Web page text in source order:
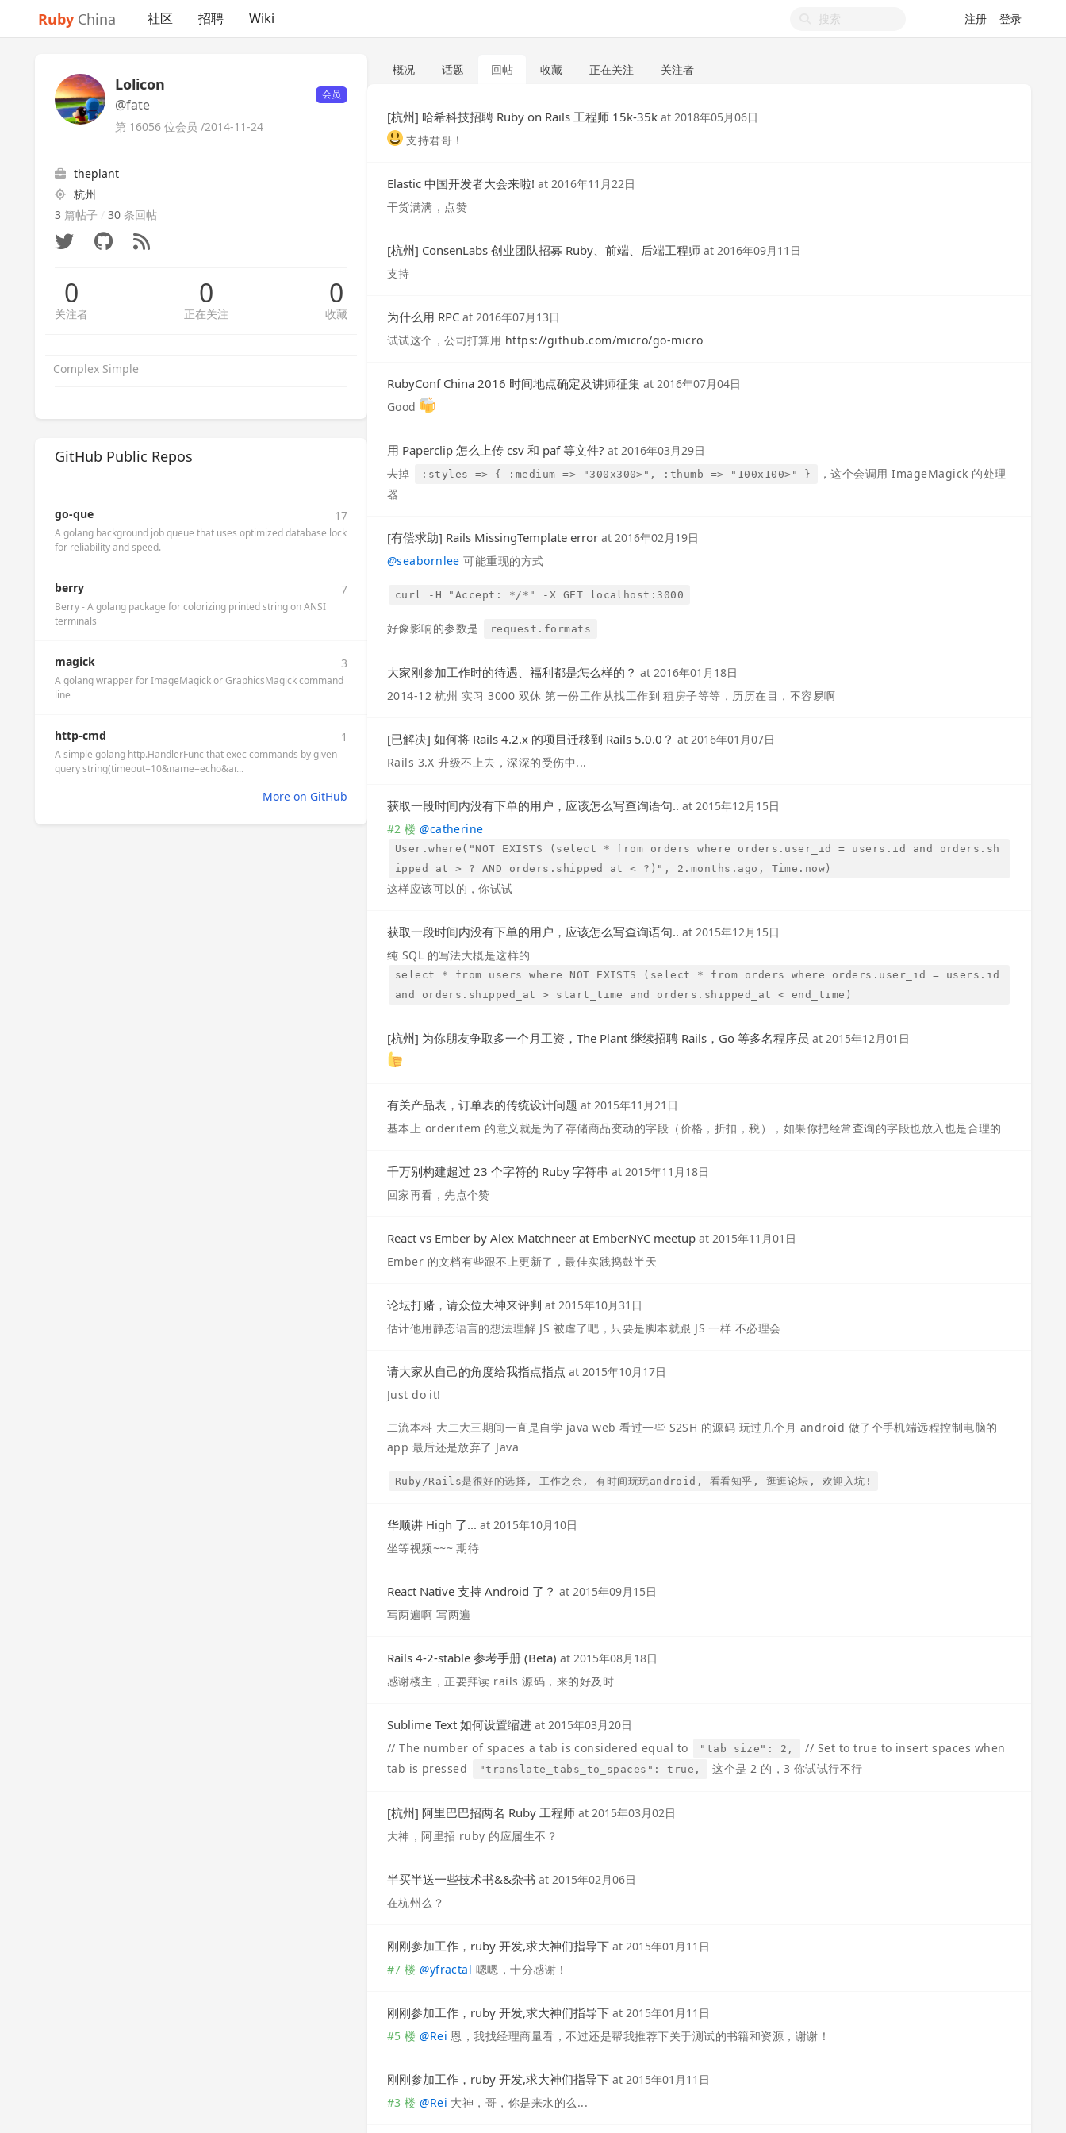
Ruby China 社区 招聘 Wiki 注册 登录
Lolicon
@fate
会员
第 16056 位会员 /2014-11-24
theplant
杭州
3 篇帖子 / 30 条回帖
0
关注者
0
正在关注
0
收藏
Complex Simple
GitHub Public Repos
go-que 17
A golang background job queue that uses optimized database lock
for reliability and speed.
berry 7
Berry - A golang package for colorizing printed string on ANSI
terminals
magick 3
A golang wrapper for ImageMagick or GraphicsMagick command
line
http-cmd 1
A simple golang http.HandlerFunc that exec commands by given
query string(timeout=10&name=echo&ar...
More on GitHub
概况 话题 回帖 收藏 正在关注 关注者
[杭州] 哈希科技招聘 Ruby on Rails 工程师 15k-35k at 2018年05月06日
支持君哥！
Elastic 中国开发者大会来啦! at 2016年11月22日
干货满满，点赞
[杭州] ConsenLabs 创业团队招募 Ruby、前端、后端工程师 at 2016年09月11日
支持
为什么用 RPC at 2016年07月13日
试试这个，公司打算用 https://github.com/micro/go-micro
RubyConf China 2016 时间地点确定及讲师征集 at 2016年07月04日
Good
用 Paperclip 怎么上传 csv 和 paf 等文件? at 2016年03月29日
去掉
:styles => { :medium => "300x300>", :thumb => "100x100>" }
，这个会调用 ImageMagick 的处理
器
[有偿求助] Rails MissingTemplate error at 2016年02月19日
@seabornlee 可能重现的方式
curl -H "Accept: */*" -X GET localhost:3000
好像影响的参数是 request.formats
大家刚参加工作时的待遇、福利都是怎么样的？ at 2016年01月18日
2014-12 杭州 实习 3000 双休 第一份工作从找工作到 租房子等等，历历在目，不容易啊
[已解决] 如何将 Rails 4.2.x 的项目迁移到 Rails 5.0.0？ at 2016年01月07日
Rails 3.X 升级不上去，深深的受伤中...
获取一段时间内没有下单的用户，应该怎么写查询语句.. at 2015年12月15日
#2 楼 @catherine
User.where("NOT EXISTS (select * from orders where orders.user_id = users.id and orders.sh
ipped_at > ? AND orders.shipped_at < ?)", 2.months.ago, Time.now)
这样应该可以的，你试试
获取一段时间内没有下单的用户，应该怎么写查询语句.. at 2015年12月15日
纯 SQL 的写法大概是这样的
select * from users where NOT EXISTS (select * from orders where orders.user_id = users.id
and orders.shipped_at > start_time and orders.shipped_at < end_time)
[杭州] 为你朋友争取多一个月工资，The Plant 继续招聘 Rails，Go 等多名程序员 at 2015年12月01日
有关产品表，订单表的传统设计问题 at 2015年11月21日
基本上 orderitem 的意义就是为了存储商品变动的字段（价格，折扣，税），如果你把经常查询的字段也放入也是合理的
千万别构建超过 23 个字符的 Ruby 字符串 at 2015年11月18日
回家再看，先点个赞
React vs Ember by Alex Matchneer at EmberNYC meetup at 2015年11月01日
Ember 的文档有些跟不上更新了，最佳实践捣鼓半天
论坛打赌，请众位大神来评判 at 2015年10月31日
估计他用静态语言的想法理解 JS 被虐了吧，只要是脚本就跟 JS 一样 不必理会
请大家从自己的角度给我指点指点 at 2015年10月17日
Just do it!
二流本科 大二大三期间一直是自学 java web 看过一些 S2SH 的源码 玩过几个月 android 做了个手机端远程控制电脑的
app 最后还是放弃了 Java
Ruby/Rails是很好的选择, 工作之余, 有时间玩玩android, 看看知乎, 逛逛论坛, 欢迎入坑!
华顺讲 High 了... at 2015年10月10日
坐等视频~~~ 期待
React Native 支持 Android 了？ at 2015年09月15日
写两遍啊 写两遍
Rails 4-2-stable 参考手册 (Beta) at 2015年08月18日
感谢楼主，正要拜读 rails 源码，来的好及时
Sublime Text 如何设置缩进 at 2015年03月20日
// The number of spaces a tab is considered equal to
"tab_size": 2,
// Set to true to insert spaces when
tab is pressed
"translate_tabs_to_spaces": true, 这个是 2 的，3 你试试行不行
[杭州] 阿里巴巴招两名 Ruby 工程师 at 2015年03月02日
大神，阿里招 ruby 的应届生不？
半买半送一些技术书&&杂书 at 2015年02月06日
在杭州么？
刚刚参加工作，ruby 开发,求大神们指导下 at 2015年01月11日
#7 楼 @yfractal 嗯嗯，十分感谢！
刚刚参加工作，ruby 开发,求大神们指导下 at 2015年01月11日
#5 楼 @Rei 恩，我找经理商量看，不过还是帮我推荐下关于测试的书籍和资源，谢谢！
刚刚参加工作，ruby 开发,求大神们指导下 at 2015年01月11日
#3 楼 @Rei 大神，哥，你是来水的么...